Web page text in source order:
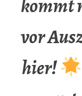
kommt
vor
hier!